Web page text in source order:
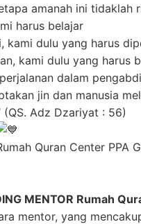
amanah ini tidaklah
harus belajar
kami dulu yang harus
kami dulu yang harus
dalam
jin dan manusia
(QS. Adz Dzariyat : 56)
MENTOR Rumah
mentor, yang